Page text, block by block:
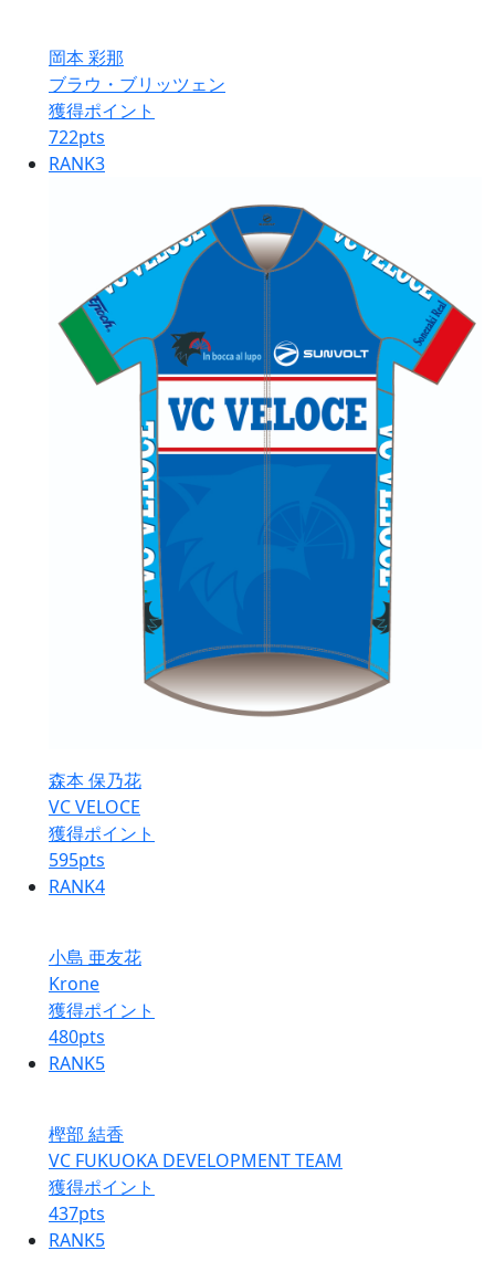
岡本 彩那
ブラウ・ブリッツェン
獲得ポイント
722pts
RANK3
森本 保乃花
VC VELOCE
獲得ポイント
595pts
RANK4
小島 亜友花
Krone
獲得ポイント
480pts
RANK5
樫部 結香
VC FUKUOKA DEVELOPMENT TEAM
獲得ポイント
437pts
RANK5